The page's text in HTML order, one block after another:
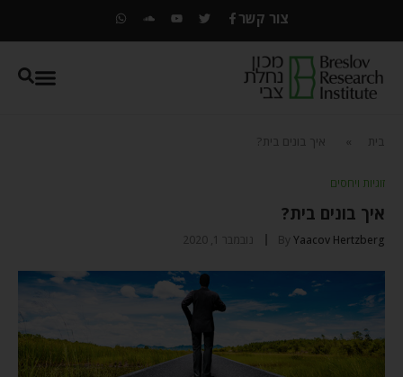
צור קשר
בית איך בונים בית?
זוגיות ויחסים
איך בונים בית?
By Yaacov Hertzberg נובמבר 1, 2020